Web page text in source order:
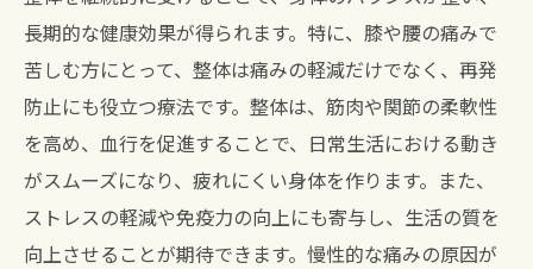
長期的な健康効果が得られます。特に、膝や腰の痛みで
苦しむ方にとって、整体は痛みの軽減だけでなく、再発
防止にも役立つ療法です。整体は、筋肉や関節の柔軟性
を高め、血行を促進することで、日常生活における動き
がスムーズになり、疲れにくい身体を作ります。また、
ストレスの軽減や免疫力の向上にも寄与し、生活の質を
向上させることが期待できます。慢性的な痛みの原因が